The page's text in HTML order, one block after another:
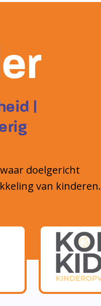
|
doelgericht
van kinderen.